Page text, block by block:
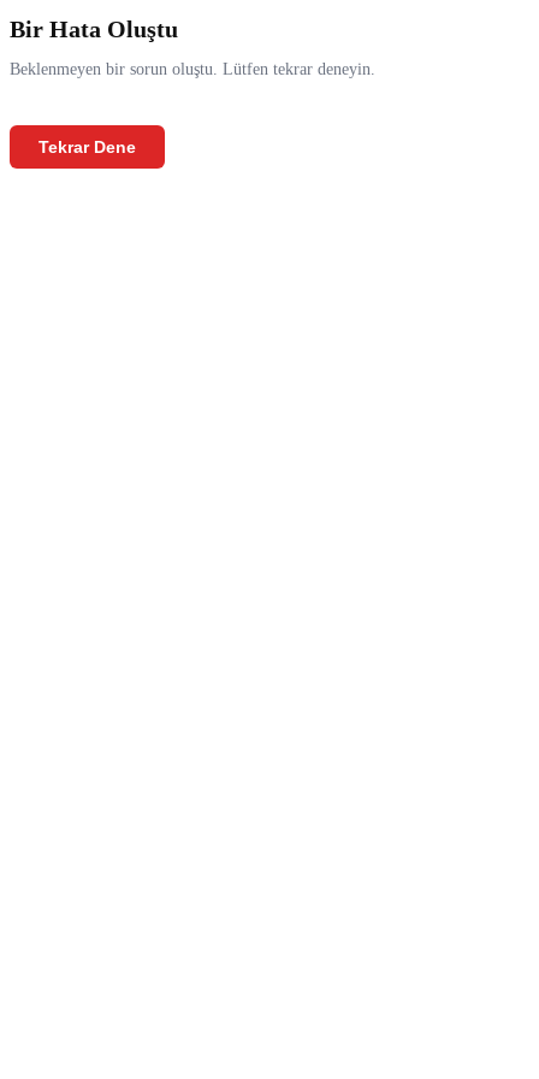
Bir Hata Oluştu
Beklenmeyen bir sorun oluştu. Lütfen tekrar deneyin.
Tekrar Dene